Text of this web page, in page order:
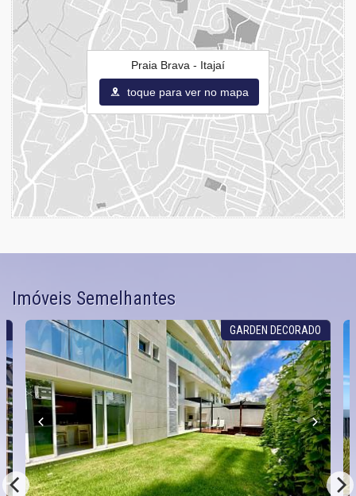
Praia Brava - Itajaí
toque para ver no mapa
Imóveis Semelhantes
GARDEN DECORADO